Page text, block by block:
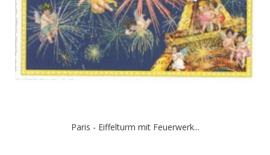
Paris - Eiffelturm mit Feuerwerk...